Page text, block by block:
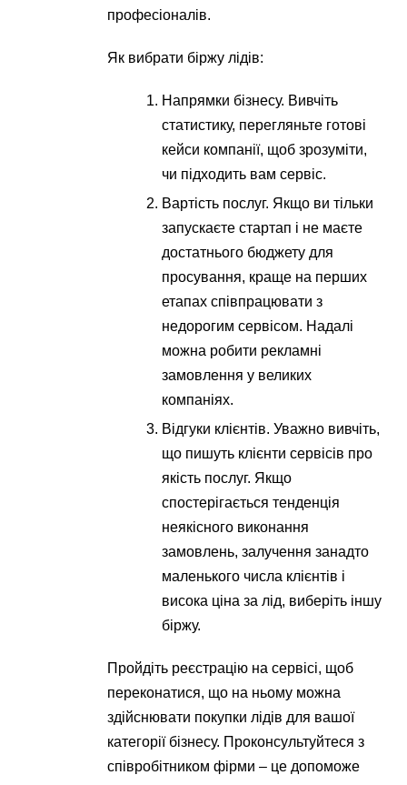
професіоналів.
Як вибрати біржу лідів:
Напрямки бізнесу. Вивчіть
статистику, перегляньте готові
кейси компанії, щоб зрозуміти,
чи підходить вам сервіс.
Вартість послуг. Якщо ви тільки
запускаєте стартап і не маєте
достатнього бюджету для
просування, краще на перших
етапах співпрацювати з
недорогим сервісом. Надалі
можна робити рекламні
замовлення у великих
компаніях.
Відгуки клієнтів. Уважно вивчіть,
що пишуть клієнти сервісів про
якість послуг. Якщо
спостерігається тенденція
неякісного виконання
замовлень, залучення занадто
маленького числа клієнтів і
висока ціна за лід, виберіть іншу
біржу.
Пройдіть реєстрацію на сервісі, щоб
переконатися, що на ньому можна
здійснювати покупки лідів для вашої
категорії бізнесу. Проконсультуйтеся з
співробітником фірми – це допоможе